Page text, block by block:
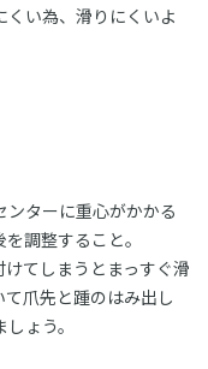
い為、滑りにくいよ
ンターに重心がかかる
調整すること。
てしまうとまっすぐ滑
爪先と踵のはみ出し
ょう。